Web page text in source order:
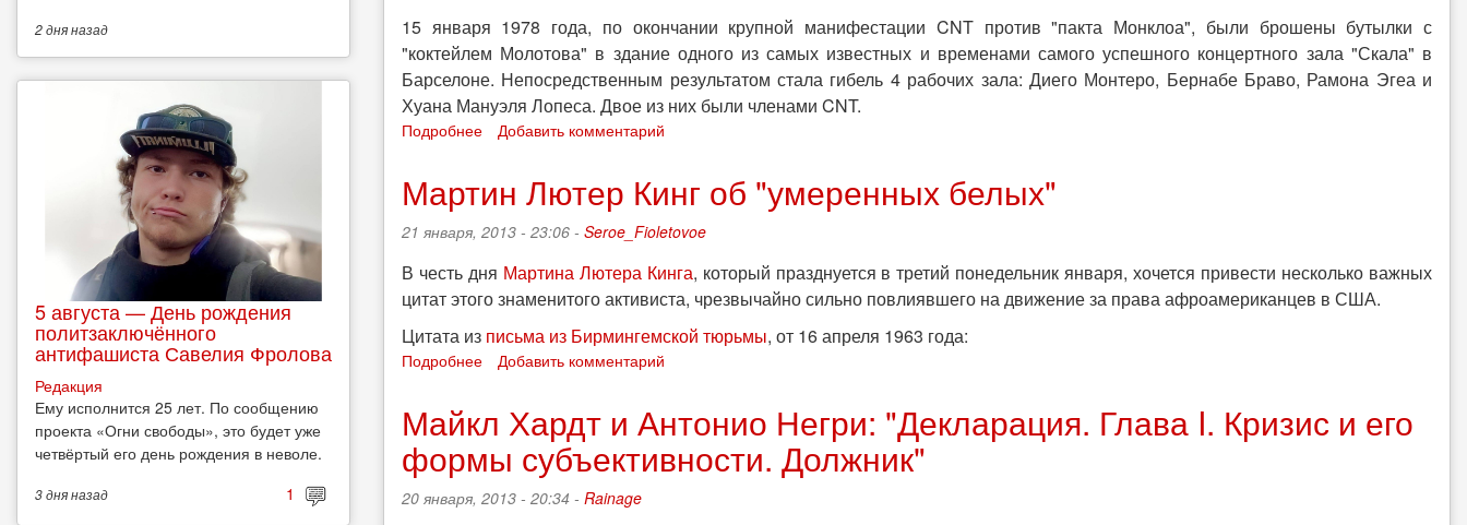
15 января 1978 года, по окончании крупной манифестации CNT против "пакта Монклоа", были брошены бутылки с
"коктейлем Молотова" в здание одного из самых известных и временами самого успешного концертного зала "Скала" в
Барселоне. Непосредственным результатом стала гибель 4 рабочих зала: Диего Монтеро, Бернабе Браво, Рамона Эгеа и
Хуана Мануэля Лопеса. Двое из них были членами CNT.
Подробнее
35-
"дела
Скалы"
-
полицейской
против
CNT
Добавить комментарий
Мартин Лютер Кинг об "умеренных белых"
21 января, 2013 - 23:06 - Seroe_Fioletovoe
В честь дня Мартина Лютера Кинга, который празднуется в третий понедельник января, хочется привести несколько важных
цитат этого знаменитого активиста, чрезвычайно сильно повлиявшего на движение за права афроамериканцев в США.
Цитата из письма из Бирмингемской тюрьмы, от 16 апреля 1963 года:
Подробнее
Кинг
"умеренных
белых"
Добавить комментарий
Майкл Хардт и Антонио Негри: "Декларация. Глава I. Кризис и его
формы субъективности. Должник"
20 января, 2013 - 20:34 - Rainage
2 дняназад
5 августа — День рождения
политзаключённого
антифашиста Савелия Фролова
Редакция
Ему исполнится 25 лет. По сообщению
проекта «Огни свободы», это будет уже
четвёртый его день рождения в неволе.
3 дняназад 1